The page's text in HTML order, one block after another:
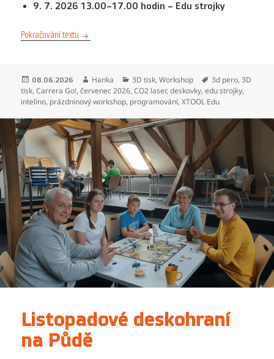
9. 7. 2026 13.00–17.00 hodin – Edu strojky
Pokračování textu Prázdninové workshopy – červenec 2026
Publikováno:
08.06.2026 Autor:
Hanka Rubriky:
3D tisk,Workshop Štítky:
3d pero,3D
tisk,Carrera Go!,červenec 2026,CO2 laser,deskovky,edu strojky,
intelino, prázdninový workshop, programování,XTOOL Edu
Listopadové deskohraní
na Půdě